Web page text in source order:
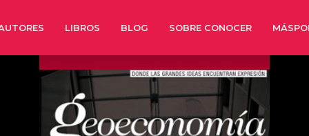
LIBROS BLOG SOBRE CONOCER